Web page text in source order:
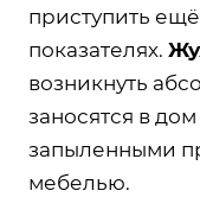
приступить
показателях.
возникнуть
заносятся в
запыленными
мебелью.